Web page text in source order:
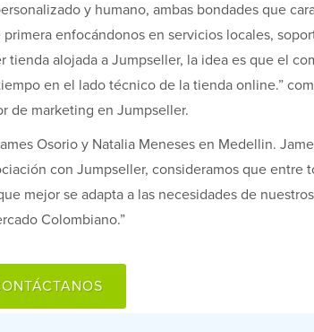
y humano, ambas bondades que
enfocándonos en servicios locales,
tienda alojada a Jumpseller, la idea es que el
en el lado técnico de la tienda online.”
de marketing en Jumpseller.
Osorio y Natalia Meneses en Medellin.
con Jumpseller, consideramos que entre
mejor se adapta a las necesidades de
Colombiano.”